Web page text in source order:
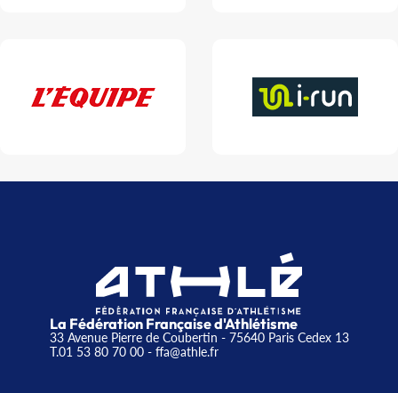
La Fédération Française d'Athlétisme
33 Avenue Pierre de Coubertin - 75640 Paris Cedex 13
T.01 53 80 70 00- ffa@athle.fr